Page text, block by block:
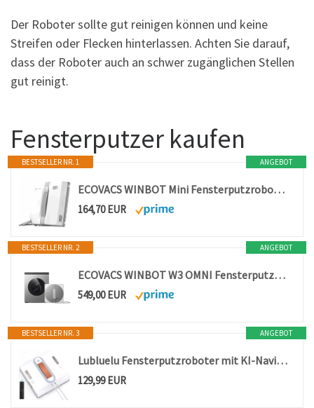
Der Roboter sollte gut reinigen können und keine
Streifen oder Flecken hinterlassen. Achten Sie darauf,
dass der Roboter auch an schwer zugänglichen Stellen
gut reinigt.
Fensterputzer kaufen
ANGEBOT
BESTSELLER NR. 1
ECOVACS WINBOT Mini Fensterputzroboter, kompaktes Design, Doppel-Düsen mit Ultraschall-Zerstäubung, 9-Stufen-Schutzsystem, intelligente Pfadplanung, 4 Reinigungsmodi, Anti-Rutsch-System, Grau
164,70 EUR
ANGEBOT
BESTSELLER NR. 2
ECOVACS WINBOT W3 OMNI Fensterputzroboter mit Multifunktionsstation, Automatische Reinigung der Wischpads, Intelligente Reinigung entlang der Ränder, Sprühen mit drei Düsen, App-Steuerung
549,00 EUR
ANGEBOT
BESTSELLER NR. 3
Lubluelu Fensterputzroboter mit KI-Navigation 8kPa Saugkraft
129,99 EUR